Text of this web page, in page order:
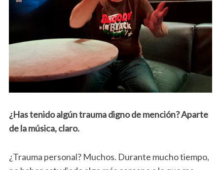
¿Has tenido algún trauma digno de mención? Aparte
de la música, claro.
¿Trauma personal? Muchos. Durante mucho tiempo,